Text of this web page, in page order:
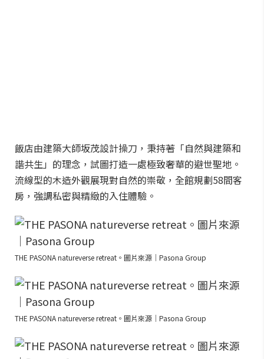
飯店由建築大師坂茂設計操刀，秉持著「自然與建築和
諧共生」的理念，試圖打造一處極致奢華的避世聖地。
流線型的木造外觀展現對自然的崇敬，全館規劃58間客
房，強調私密與精緻的入住體驗。
THE PASONA natureverse retreat。圖片來源｜Pasona Group
THE PASONA natureverse retreat。圖片來源｜Pasona Group